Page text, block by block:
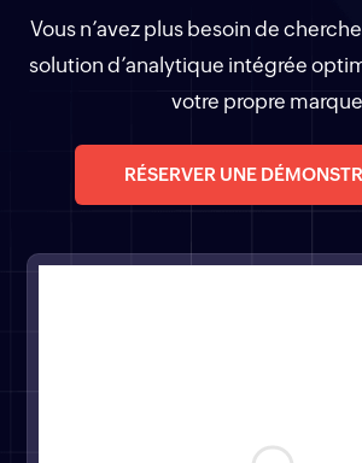
Vous n’avez plus besoin de
solution d’analytique intégrée
votre propre
RÉSERVER UNE